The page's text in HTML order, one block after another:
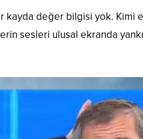
kayda değer bilgisi yok. Kimi
sesleri ulusal ekranda